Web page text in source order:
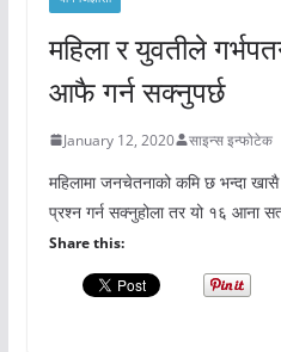
महिला र युवतीले
आफै गर्न सक्नुपर्छ
January 12, 2020 साइन्स इन्फोटेक
महिलामा जनचेतनाको कमि छ भन्दा
प्रश्न गर्न सक्नुहोला तर यो १६ आना
Share this: